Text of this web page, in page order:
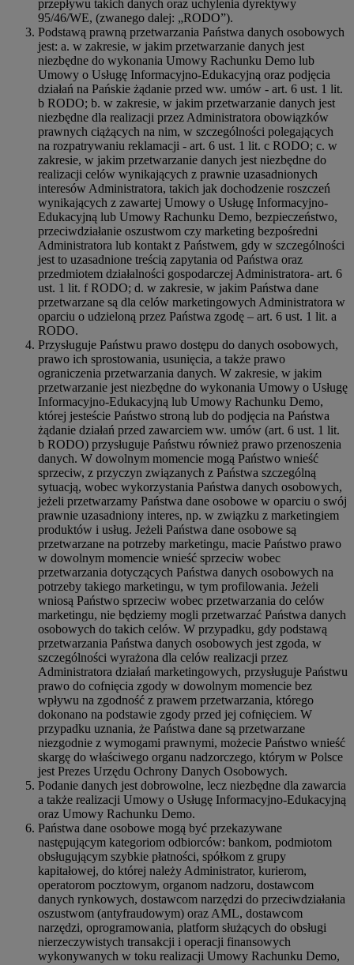
przepływu takich danych oraz uchylenia dyrektywy
95/46/WE, (zwanego dalej: „RODO”).
Podstawą prawną przetwarzania Państwa danych osobowych
jest: a. w zakresie, w jakim przetwarzanie danych jest
niezbędne do wykonania Umowy Rachunku Demo lub
Umowy o Usługę Informacyjno-Edukacyjną oraz podjęcia
działań na Pańskie żądanie przed ww. umów - art. 6 ust. 1 lit.
b RODO; b. w zakresie, w jakim przetwarzanie danych jest
niezbędne dla realizacji przez Administratora obowiązków
prawnych ciążących na nim, w szczególności polegających
na rozpatrywaniu reklamacji - art. 6 ust. 1 lit. c RODO; c. w
zakresie, w jakim przetwarzanie danych jest niezbędne do
realizacji celów wynikających z prawnie uzasadnionych
interesów Administratora, takich jak dochodzenie roszczeń
wynikających z zawartej Umowy o Usługę Informacyjno-
Edukacyjną lub Umowy Rachunku Demo, bezpieczeństwo,
przeciwdziałanie oszustwom czy marketing bezpośredni
Administratora lub kontakt z Państwem, gdy w szczególności
jest to uzasadnione treścią zapytania od Państwa oraz
przedmiotem działalności gospodarczej Administratora- art. 6
ust. 1 lit. f RODO; d. w zakresie, w jakim Państwa dane
przetwarzane są dla celów marketingowych Administratora w
oparciu o udzieloną przez Państwa zgodę – art. 6 ust. 1 lit. a
RODO.
Przysługuje Państwu prawo dostępu do danych osobowych,
prawo ich sprostowania, usunięcia, a także prawo
ograniczenia przetwarzania danych. W zakresie, w jakim
przetwarzanie jest niezbędne do wykonania Umowy o Usługę
Informacyjno-Edukacyjną lub Umowy Rachunku Demo,
której jesteście Państwo stroną lub do podjęcia na Państwa
żądanie działań przed zawarciem ww. umów (art. 6 ust. 1 lit.
b RODO) przysługuje Państwu również prawo przenoszenia
danych. W dowolnym momencie mogą Państwo wnieść
sprzeciw, z przyczyn związanych z Państwa szczególną
sytuacją, wobec wykorzystania Państwa danych osobowych,
jeżeli przetwarzamy Państwa dane osobowe w oparciu o swój
prawnie uzasadniony interes, np. w związku z marketingiem
produktów i usług. Jeżeli Państwa dane osobowe są
przetwarzane na potrzeby marketingu, macie Państwo prawo
w dowolnym momencie wnieść sprzeciw wobec
przetwarzania dotyczących Państwa danych osobowych na
potrzeby takiego marketingu, w tym profilowania. Jeżeli
wniosą Państwo sprzeciw wobec przetwarzania do celów
marketingu, nie będziemy mogli przetwarzać Państwa danych
osobowych do takich celów. W przypadku, gdy podstawą
przetwarzania Państwa danych osobowych jest zgoda, w
szczególności wyrażona dla celów realizacji przez
Administratora działań marketingowych, przysługuje Państwu
prawo do cofnięcia zgody w dowolnym momencie bez
wpływu na zgodność z prawem przetwarzania, którego
dokonano na podstawie zgody przed jej cofnięciem. W
przypadku uznania, że Państwa dane są przetwarzane
niezgodnie z wymogami prawnymi, możecie Państwo wnieść
skargę do właściwego organu nadzorczego, którym w Polsce
jest Prezes Urzędu Ochrony Danych Osobowych.
Podanie danych jest dobrowolne, lecz niezbędne dla zawarcia
a także realizacji Umowy o Usługę Informacyjno-Edukacyjną
oraz Umowy Rachunku Demo.
Państwa dane osobowe mogą być przekazywane
następującym kategoriom odbiorców: bankom, podmiotom
obsługującym szybkie płatności, spółkom z grupy
kapitałowej, do której należy Administrator, kurierom,
operatorom pocztowym, organom nadzoru, dostawcom
danych rynkowych, dostawcom narzędzi do przeciwdziałania
oszustwom (antyfraudowym) oraz AML, dostawcom
narzędzi, oprogramowania, platform służących do obsługi
nierzeczywistych transakcji i operacji finansowych
wykonywanych w toku realizacji Umowy Rachunku Demo,